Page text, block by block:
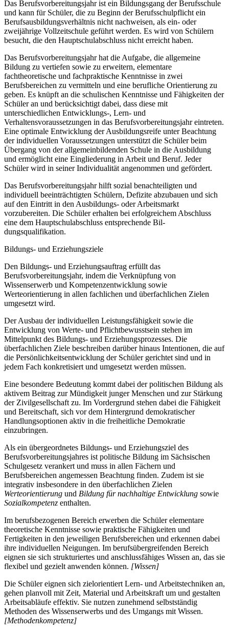
Das Berufsvorbereitungsjahr ist ein Bildungsgang der Berufsschule
und kann für Schüler, die zu Beginn der Berufsschulpflicht ein
Berufsausbildungsverhältnis nicht nachweisen, als ein- oder
zweijährige Vollzeitschule geführt werden. Es wird von Schülern
besucht, die den Hauptschulabschluss nicht erreicht haben.
Das Berufsvorbereitungsjahr hat die Aufgabe, die allgemeine
Bildung zu vertiefen sowie zu erweitern, elementare
fachtheoretische und fachpraktische Kenntnisse in zwei
Berufsbereichen zu vermitteln und eine berufliche Orientierung zu
geben. Es knüpft an die schulischen Kenntnisse und Fähigkeiten der
Schüler an und berücksichtigt dabei, dass diese mit
unterschiedlichen Entwicklungs-, Lern- und
Verhaltensvoraussetzungen in das Berufsvorbereitungsjahr eintreten.
Eine optimale Entwicklung der Ausbildungsreife unter Beachtung
der individuellen Voraussetzungen unterstützt die Schüler beim
Übergang von der allgemeinbildenden Schule in die Ausbildung
und ermöglicht eine Eingliederung in Arbeit und Beruf. Jeder
Schüler wird in seiner Individualität angenommen und gefördert.
Das Berufsvorbereitungsjahr hilft sozial benachteiligten und
individuell beeinträchtigten Schülern, Defizite abzubauen und sich
auf den Eintritt in den Ausbildungs- oder Arbeitsmarkt
vorzubereiten. Die Schüler erhalten bei erfolgreichem Abschluss
eine dem Hauptschulabschluss entsprechende Bil-
dungsqualifikation.
Bildungs- und Erziehungsziele
Den Bildungs- und Erziehungsauftrag erfüllt das
Berufsvorbereitungsjahr, indem die Verknüpfung von
Wissenserwerb und Kompetenzentwicklung sowie
Werteorientierung in allen fachlichen und überfachlichen Zielen
umgesetzt wird.
Der Ausbau der individuellen Leistungsfähigkeit sowie die
Entwicklung von Werte- und Pflichtbewusstsein stehen im
Mittelpunkt des Bildungs- und Erziehungsprozesses. Die
überfachlichen Ziele beschreiben darüber hinaus Intentionen, die auf
die Persönlichkeitsentwicklung der Schüler gerichtet sind und in
jedem Fach konkretisiert und umgesetzt werden müssen.
Eine besondere Bedeutung kommt dabei der politischen Bildung als
aktivem Beitrag zur Mündigkeit junger Menschen und zur Stärkung
der Zivilgesellschaft zu. Im Vordergrund stehen dabei die Fähigkeit
und Bereitschaft, sich vor dem Hintergrund demokratischer
Handlungsoptionen aktiv in die freiheitliche Demokratie
einzubringen.
Als ein übergeordnetes Bildungs- und Erziehungsziel des
Berufsvorbereitungsjahres ist politische Bildung im Sächsischen
Schulgesetz verankert und muss in allen Fächern und
Berufsbereichen angemessen Beachtung finden. Zudem ist sie
integrativ insbesondere in den überfachlichen Zielen
Werteorientierung und Bildung für nachhaltige Entwicklung sowie
Sozialkompetenz enthalten.
Im berufsbezogenen Bereich erwerben die Schüler elementare
theoretische Kenntnisse sowie praktische Fähigkeiten und
Fertigkeiten in den jeweiligen Berufsbereichen und erkennen dabei
ihre individuellen Neigungen. Im berufsübergreifenden Bereich
eignen sie sich strukturiertes und anschlussfähiges Wissen an, das sie
flexibel und gezielt anwenden können. [Wissen]
Die Schüler eignen sich zielorientiert Lern- und Arbeitstechniken an,
gehen planvoll mit Zeit, Material und Arbeitskraft um und gestalten
Arbeitsabläufe effektiv. Sie nutzen zunehmend selbstständig
Methoden des Wissenserwerbs und des Umgangs mit Wissen.
[Methodenkompetenz]